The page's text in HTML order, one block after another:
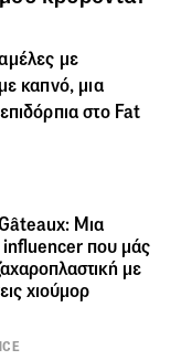
με
καπνό, μια
στο Fat
Mια
influencer που μάς
με
χιούμορ